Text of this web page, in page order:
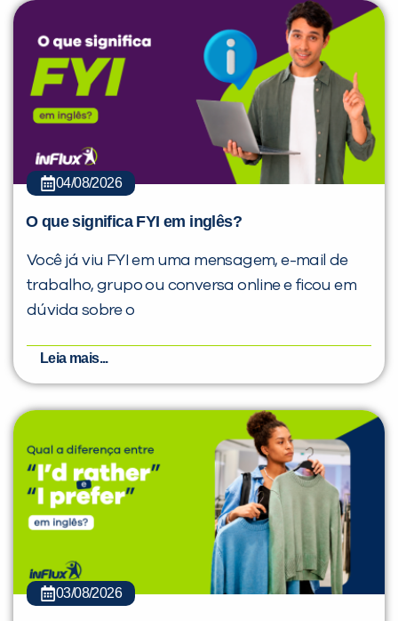
04/08/2026
O que significa FYI em inglês?
Você já viu FYI em uma mensagem, e-mail de
trabalho, grupo ou conversa online e ficou em
dúvida sobre o
Leia mais...
03/08/2026